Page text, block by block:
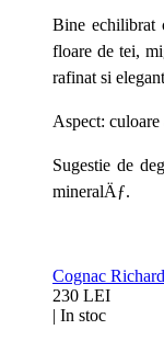
Bine echilibrat
floare de tei,
rafinat si
Aspect:
Sugestie de
mineralÄƒ.
Cognac
230 LEI
| In stoc